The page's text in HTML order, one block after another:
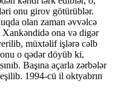
onu girov götürüblər.
olan zaman əvvəlcə
Xankəndidə ona və digər
müxtəlif işlərə cəlb
o qədər döyüb ki,
Başına açarla zərbələr
1994-cü il oktyabrın